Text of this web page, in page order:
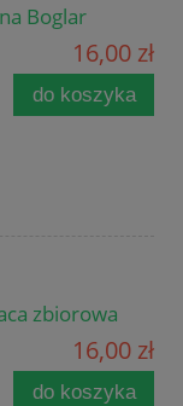
Boglar
16,00 zł
do koszyka
zbiorowa
16,00 zł
do koszyka